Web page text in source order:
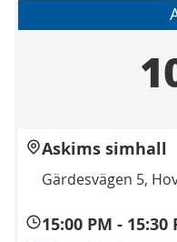
Askims simhall
Gärdesvägen 5,
15:00 PM - 15:30